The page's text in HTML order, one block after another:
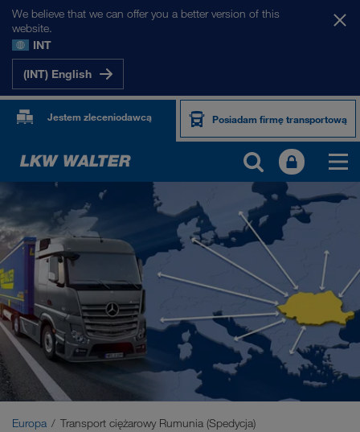
We believe that we can offer you a better version of this
website.
INT
(INT) English
Jestem zleceniodawcą Posiadam firmę transportową
NASZE RYNKI
Europa
Azja Środkowa
Rosja
Bliski Wschód
Europa Transport ciężarowy Rumunia (Spedycja)